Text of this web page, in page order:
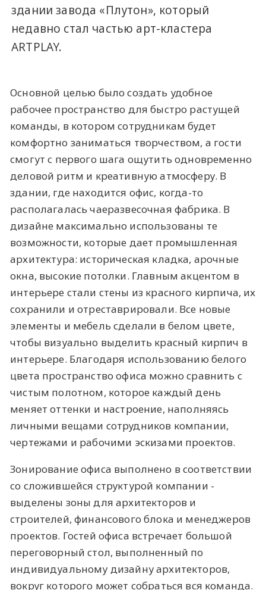
здании завода «Плутон», который
недавно стал частью арт-кластера
ARTPLAY.
Основной целью было создать удобное
рабочее пространство для быстро растущей
команды, в котором сотрудникам будет
комфортно заниматься творчеством, а гости
смогут с первого шага ощутить одновременно
деловой ритм и креативную атмосферу. В
здании, где находится офис, когда-то
располагалась чаеразвесочная фабрика. В
дизайне максимально использованы те
возможности, которые дает промышленная
архитектура: историческая кладка, арочные
окна, высокие потолки. Главным акцентом в
интерьере стали стены из красного кирпича, их
сохранили и отреставрировали. Все новые
элементы и мебель сделали в белом цвете,
чтобы визуально выделить красный кирпич в
интерьере. Благодаря использованию белого
цвета пространство офиса можно сравнить с
чистым полотном, которое каждый день
меняет оттенки и настроение, наполняясь
личными вещами сотрудников компании,
чертежами и рабочими эскизами проектов.
Зонирование офиса выполнено в соответствии
со сложившейся структурой компании -
выделены зоны для архитекторов и
строителей, финансового блока и менеджеров
проектов. Гостей офиса встречает большой
переговорный стол, выполненный по
индивидуальному дизайну архитекторов,
вокруг которого может собраться вся команда.